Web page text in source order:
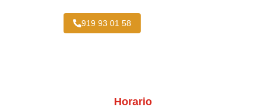
919 93 01 58
Horario